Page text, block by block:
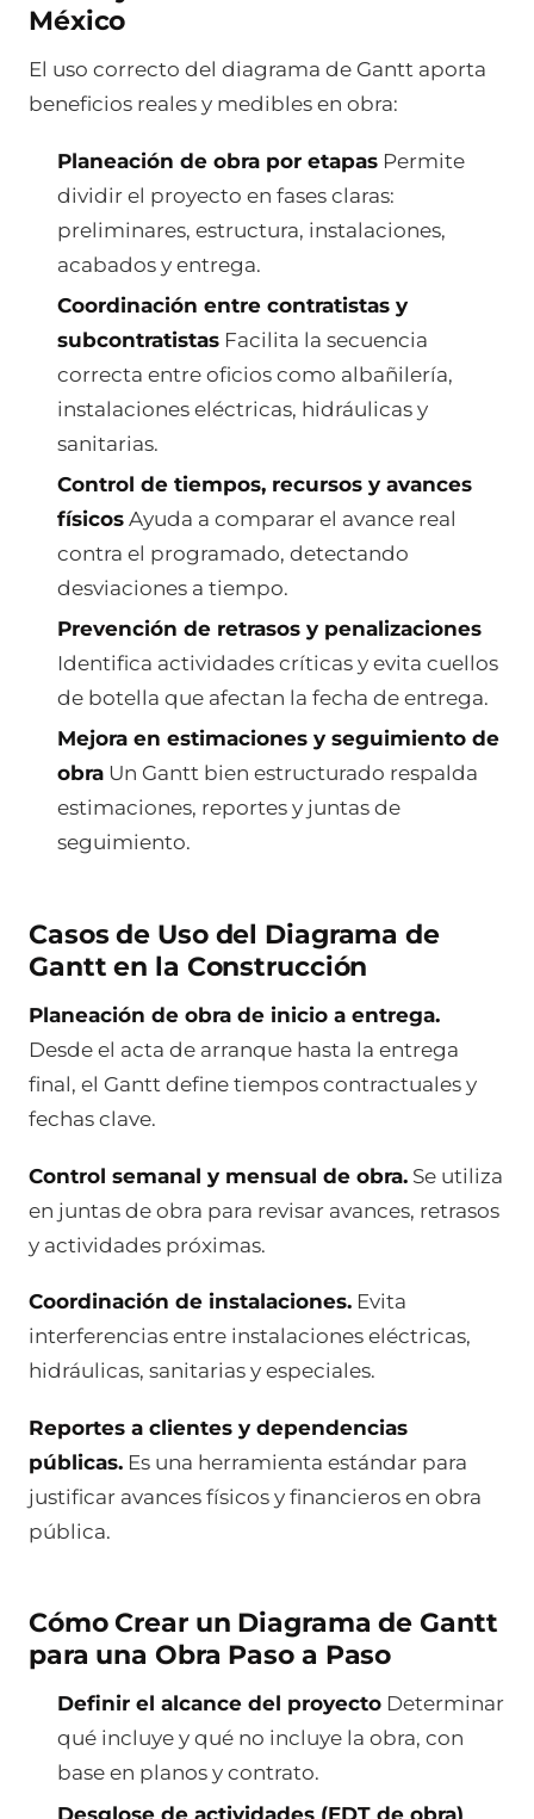
México
El uso correcto del diagrama de Gantt aporta
beneficios reales y medibles en obra:
Planeación de obra por etapasPermite
dividir el proyecto en fases claras:
preliminares, estructura, instalaciones,
acabados y entrega.
Coordinación entre contratistas y
subcontratistasFacilita la secuencia
correcta entre oficios como albañilería,
instalaciones eléctricas, hidráulicas y
sanitarias.
Control de tiempos, recursos y avances
físicosAyuda a comparar el avance real
contra el programado, detectando
desviaciones a tiempo.
Prevención de retrasos y penalizaciones
Identifica actividades críticas y evita cuellos
de botella que afectan la fecha de entrega.
Mejora en estimaciones y seguimiento de
obraUn Gantt bien estructurado respalda
estimaciones, reportes y juntas de
seguimiento.
Casos de Uso del Diagrama de
Gantt en la Construcción
Planeación de obra de inicio a entrega.
Desde el acta de arranque hasta la entrega
final, el Gantt define tiempos contractuales y
fechas clave.
Control semanal y mensual de obra. Se utiliza
en juntas de obra para revisar avances, retrasos
y actividades próximas.
Coordinación de instalaciones. Evita
interferencias entre instalaciones eléctricas,
hidráulicas, sanitarias y especiales.
Reportes a clientes y dependencias
públicas. Es una herramienta estándar para
justificar avances físicos y financieros en obra
pública.
Cómo Crear un Diagrama de Gantt
para una Obra Paso a Paso
Definir el alcance del proyectoDeterminar
qué incluye y qué no incluye la obra, con
base en planos y contrato.
Desglose de actividades (EDT de obra)